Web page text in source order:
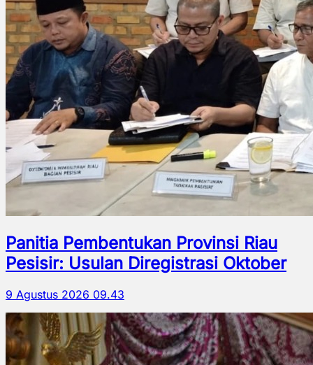
Panitia Pembentukan Provinsi Riau
Pesisir: Usulan Diregistrasi Oktober
9 Agustus 2026 09.43